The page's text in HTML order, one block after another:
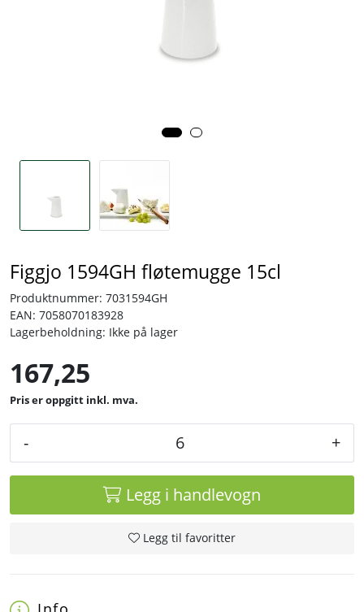
Figgjo 1594GH fløtemugge 15cl
Produktnummer: 7031594GH
EAN: 7058070183928
Lagerbeholdning: Ikke på lager
167,25
inkl. mva.
- +
Legg i handlevogn
Legg til favoritter